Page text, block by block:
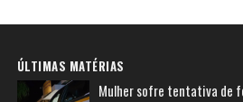
ÚLTIMAS MATÉRIAS
Mulher sofre tentativa de